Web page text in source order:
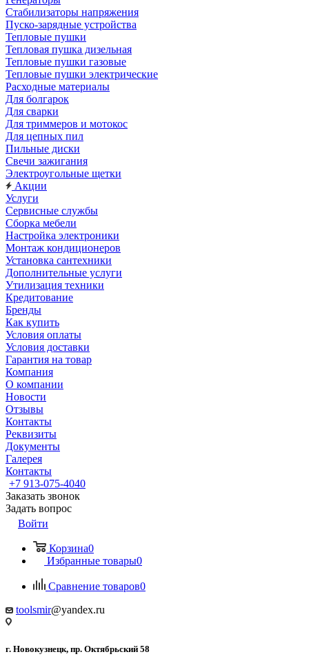
Стабилизаторы напряжения
Пуско-зарядные устройства
Тепловые пушки
Тепловая пушка дизельная
Тепловые пушки газовые
Тепловые пушки электрические
Расходные материалы
Для болгарок
Для сварки
Для триммеров и мотокос
Для цепных пил
Пильные диски
Свечи зажигания
Электроугольные щетки
Акции
Услуги
Сервисные службы
Сборка мебели
Настройка электроники
Монтаж кондиционеров
Установка сантехники
Дополнительные услуги
Утилизация техники
Кредитование
Бренды
Как купить
Условия оплаты
Условия доставки
Гарантия на товар
Компания
О компании
Новости
Отзывы
Контакты
Реквизиты
Документы
Галерея
Контакты
+7 913-075-4040
Заказать звонок
Задать вопрос
Войти
Корзина0
Избранные товары0
Сравнение товаров0
toolsmir@yandex.ru
г. Новокузнецк, пр. Октябрьский 58